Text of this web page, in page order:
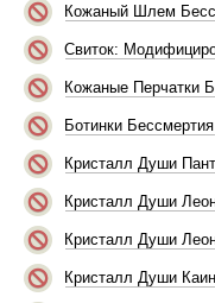
Кожаный Шлем
Свиток:
Кожаные Перчатки
Ботинки Бессмертия
Кристалл Души
Кристалл Души
Кристалл Души
Кристалл Души